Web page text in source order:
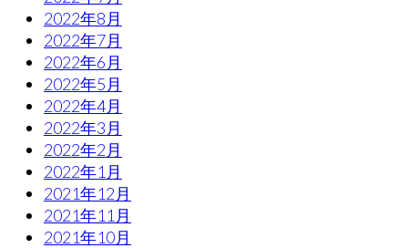
2022年8月
2022年7月
2022年6月
2022年5月
2022年4月
2022年3月
2022年2月
2022年1月
2021年12月
2021年11月
2021年10月